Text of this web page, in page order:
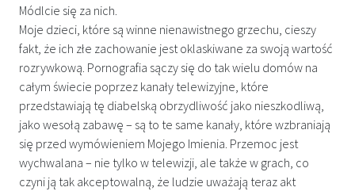
Módlcie się za nich.
Moje dzieci, które są winne nienawistnego grzechu, cieszy
fakt, że ich złe zachowanie jest oklaskiwane za swoją wartość
rozrywkową. Pornografia sączy się do tak wielu domów na
całym świecie poprzez kanały telewizyjne, które
przedstawiają tę diabelską obrzydliwość jako nieszkodliwą,
jako wesołą zabawę – są to te same kanały, które wzbraniają
się przed wymówieniem Mojego Imienia. Przemoc jest
wychwalana – nie tylko w telewizji, ale także w grach, co
czyni ją tak akceptowalną, że ludzie uważają teraz akt